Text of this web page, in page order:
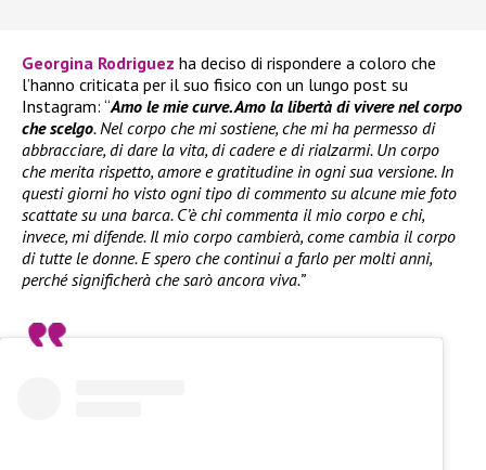
Georgina Rodriguez ha deciso di rispondere a coloro che
l’hanno criticata per il suo fisico con un lungo post su
Instagram: “Amo le mie curve. Amo la libertà di vivere nel corpo
che scelgo. Nel corpo che mi sostiene, che mi ha permesso di
abbracciare, di dare la vita, di cadere e di rialzarmi. Un corpo
che merita rispetto, amore e gratitudine in ogni sua versione. In
questi giorni ho visto ogni tipo di commento su alcune mie foto
scattate su una barca. C’è chi commenta il mio corpo e chi,
invece, mi difende. Il mio corpo cambierà, come cambia il corpo
di tutte le donne. E spero che continui a farlo per molti anni,
perché significherà che sarò ancora viva.”